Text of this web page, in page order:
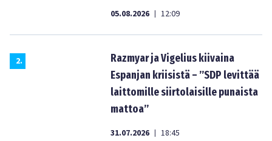
05.08.2026 | 12:09
2.
Razmyar ja Vigelius kiivaina
Espanjan kriisistä – ”SDP levittää
laittomille siirtolaisille punaista
mattoa”
31.07.2026 | 18:45